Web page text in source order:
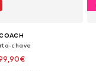
chave